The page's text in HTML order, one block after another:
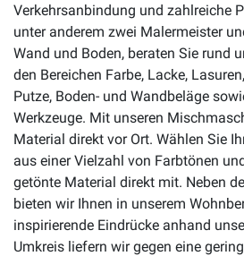
Verkehrsanbindung und zahlreiche
unter anderem zwei Malermeister
Wand und Boden, beraten Sie rund
den Bereichen Farbe, Lacke,
Putze, Boden- und Wandbeläge
Werkzeuge. Mit unseren
Material direkt vor Ort. Wählen Sie
aus einer Vielzahl von Farbtönen
getönte Material direkt mit. Neben
bieten wir Ihnen in unserem
inspirierende Eindrücke anhand
Umkreis liefern wir gegen eine